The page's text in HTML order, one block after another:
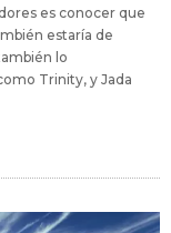
es conocer que
estaría de
lo
Trinity, y Jada